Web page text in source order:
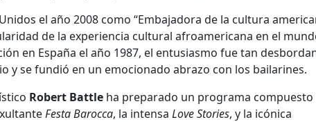
el año 2008 como “Embajadora de la cultura
de la experiencia cultural afroamericana en el
en España el año 1987, el entusiasmo fue tan
y se fundió en un emocionado abrazo con los bailarines.
Robert Battle ha preparado un programa
Festa Barocca, la intensa Love Stories, y la icónica